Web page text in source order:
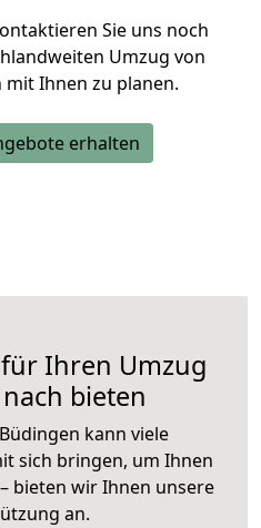
Sie uns noch
Umzug von
mit Ihnen zu planen.
erhalten
Ihren Umzug
bieten
kann viele
sich bringen, um Ihnen
bieten wir Ihnen unsere
an.